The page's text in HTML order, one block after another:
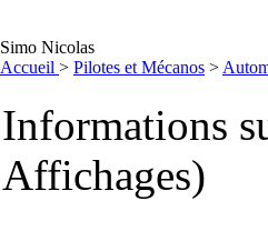
Simo Nicolas
Accueil > Pilotes et Mécanos >
Informations
Affichages)